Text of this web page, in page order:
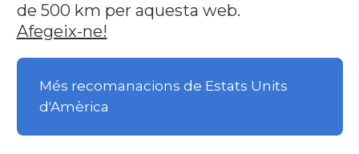
de 500 km per aquesta web.
Afegeix-ne!
Més recomanacions de Estats Units
d'Amèrica